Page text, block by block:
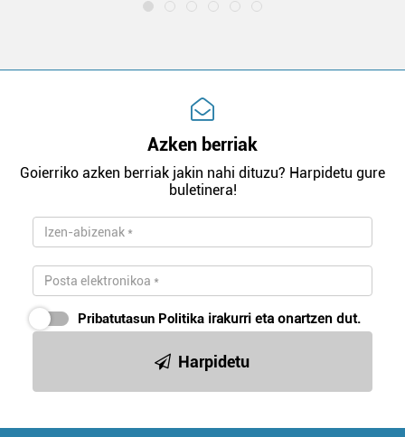
Azken berriak
Goierriko azken berriak jakin nahi dituzu? Harpidetu gure
buletinera!
Pribatutasun Politika irakurri eta onartzen dut.
Harpidetu